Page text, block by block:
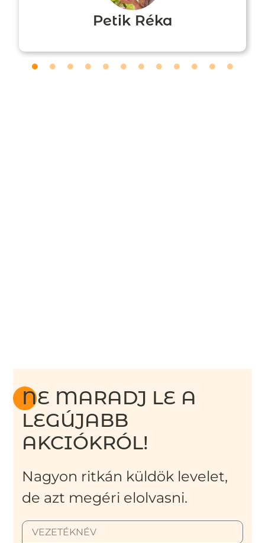
Petik Réka
NE MARADJ LE A
LEGÚJABB
AKCIÓKRÓL!
Nagyon ritkán küldök levelet,
de azt megéri elolvasni.